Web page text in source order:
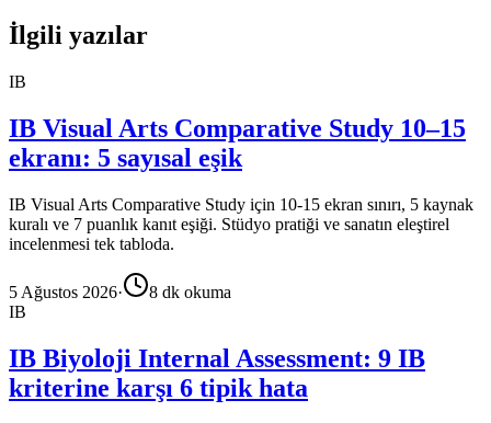
İlgili yazılar
IB
IB Visual Arts Comparative Study 10–15
ekranı: 5 sayısal eşik
IB Visual Arts Comparative Study için 10-15 ekran sınırı, 5 kaynak
kuralı ve 7 puanlık kanıt eşiği. Stüdyo pratiği ve sanatın eleştirel
incelenmesi tek tabloda.
5 Ağustos 2026· 8 dk okuma
IB
IB Biyoloji Internal Assessment: 9 IB
kriterine karşı 6 tipik hata